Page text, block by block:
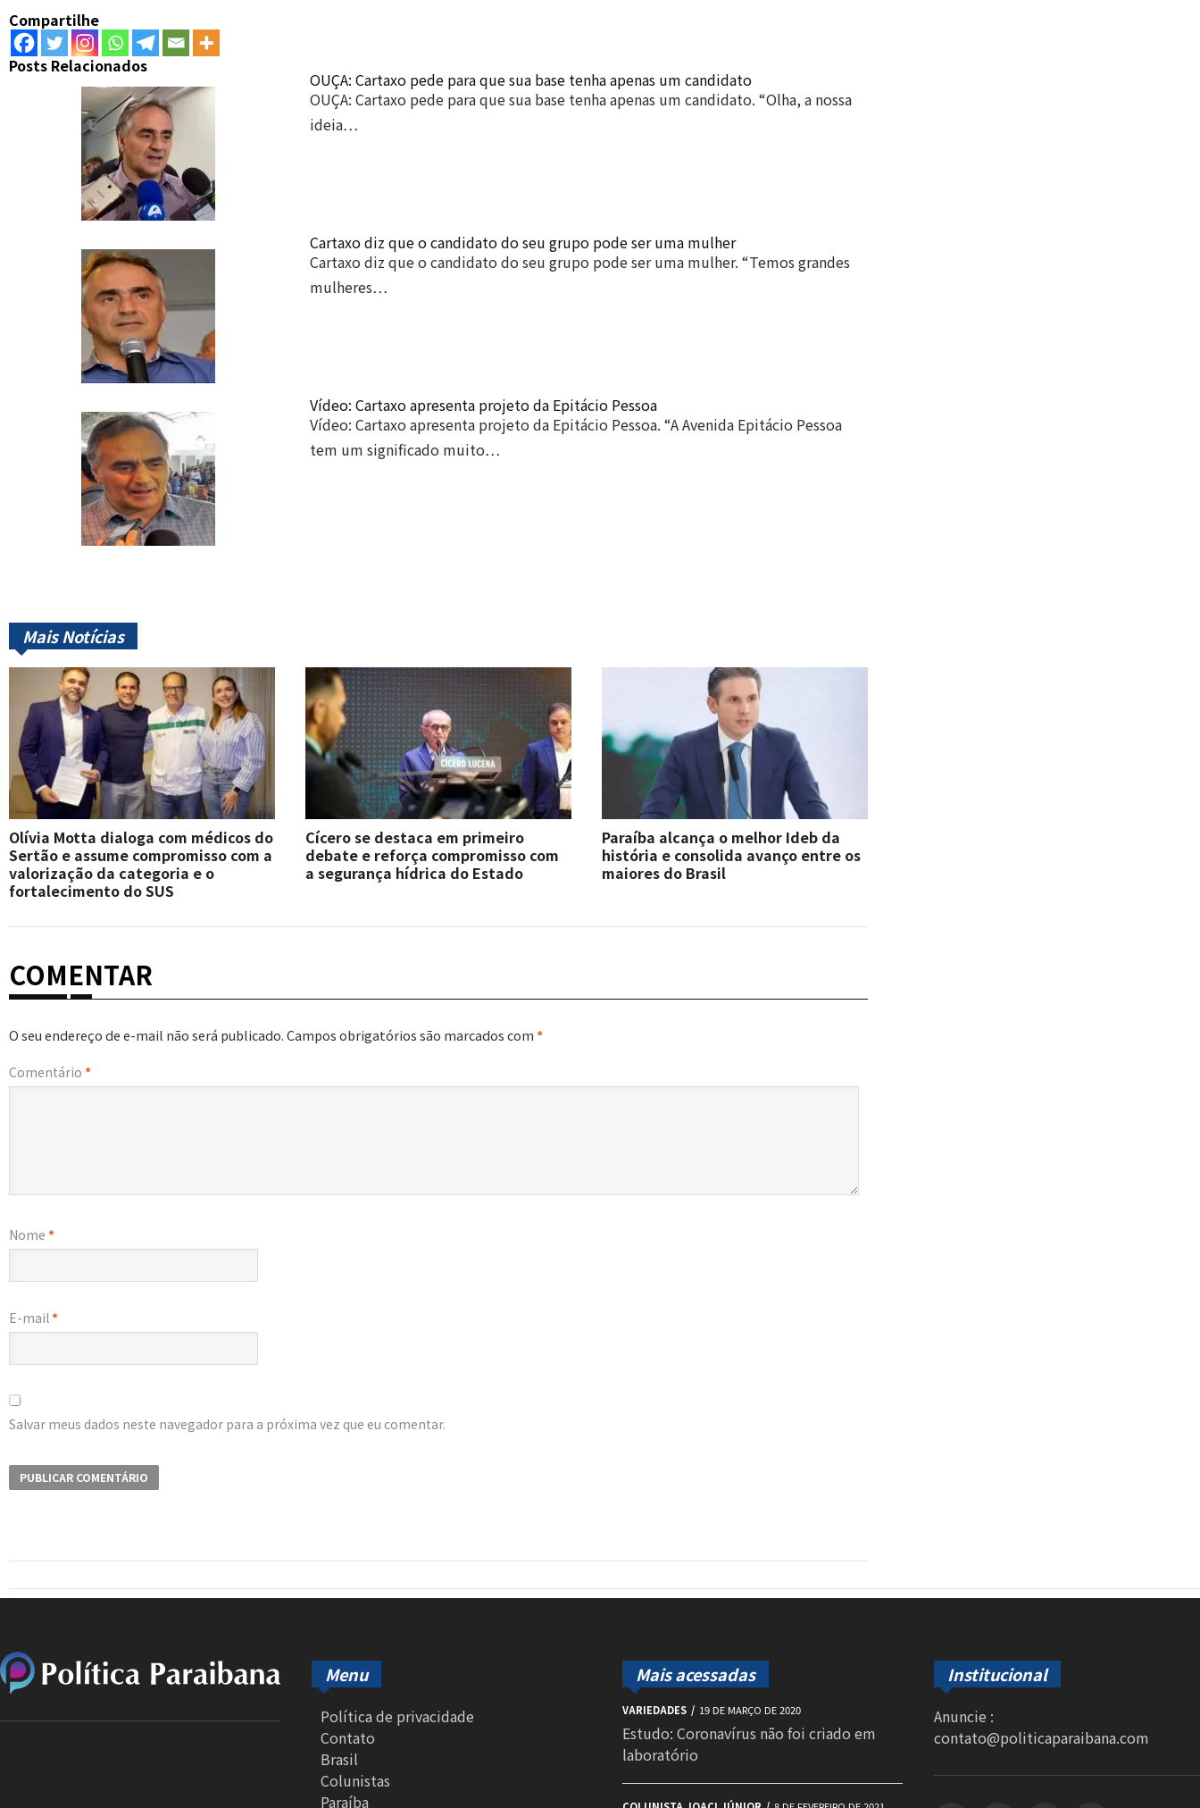
Compartilhe
Posts Relacionados
OUÇA: Cartaxo pede para que sua base tenha apenas um candidato
OUÇA: Cartaxo pede para que sua base tenha apenas um candidato. “Olha, a nossa
ideia…
Cartaxo diz que o candidato do seu grupo pode ser uma mulher
Cartaxo diz que o candidato do seu grupo pode ser uma mulher. “Temos grandes
mulheres…
Vídeo: Cartaxo apresenta projeto da Epitácio Pessoa
Vídeo: Cartaxo apresenta projeto da Epitácio Pessoa. “A Avenida Epitácio Pessoa
tem um significado muito…
Mais Notícias
Olívia Motta dialoga com médicos do
Sertão e assume compromisso com a
valorização da categoria e o
fortalecimento do SUS
Cícero se destaca em primeiro
debate e reforça compromisso com
a segurança hídrica do Estado
Paraíba alcança o melhor Ideb da
história e consolida avanço entre os
maiores do Brasil
COMENTAR
O seu endereço de e-mail não será publicado.Campos obrigatórios são marcados com*
Comentário *
Nome *
E-mail*
Salvar meus dados neste navegador para a próxima vez que eu comentar.
Menu
Política de privacidade
Contato
Brasil
Colunistas
Paraíba
Mais acessadas
VARIEDADES 19 DE MARÇO DE 2020
Estudo: Coronavírus não foi criado em
laboratório
Institucional
Anuncie :
contato@politicaparaibana.com